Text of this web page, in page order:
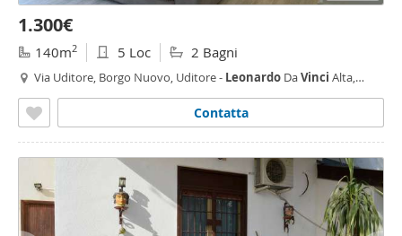
1.300€
140m2 5 Loc 2 Bagni
Via Uditore, Borgo Nuovo, Uditore - Leonardo DaVinci Alta,
Contatta